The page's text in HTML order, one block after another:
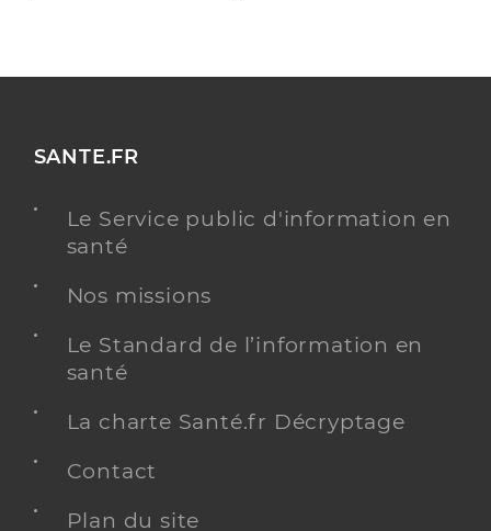
SANTE.FR
Le Service public d'information en
santé
Nos missions
Le Standard de l’information en
santé
La charte Santé.fr Décryptage
Contact
Plan du site